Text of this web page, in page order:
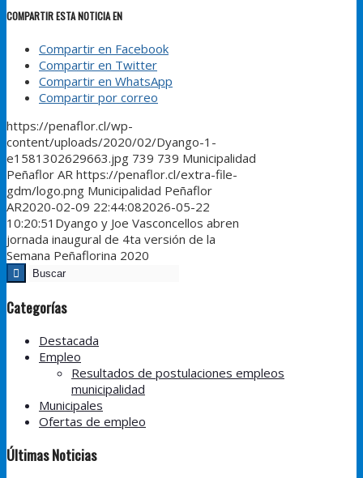
COMPARTIR ESTA NOTICIA EN
Compartir en Facebook
Compartir en Twitter
Compartir en WhatsApp
Compartir por correo
https://penaflor.cl/wp-
content/uploads/2020/02/Dyango-1-
e1581302629663.jpg 739 739 Municipalidad
Peñaflor AR https://penaflor.cl/extra-file-
gdm/logo.png Municipalidad Peñaflor
AR2020-02-09 22:44:082026-05-22
10:20:51 Dyango y Joe Vasconcellos abren
jornada inaugural de 4ta versión de la
Semana Peñaflorina 2020
Categorías
Destacada
Empleo
Resultados de postulaciones empleos
municipalidad
Municipales
Ofertas de empleo
Últimas Noticias